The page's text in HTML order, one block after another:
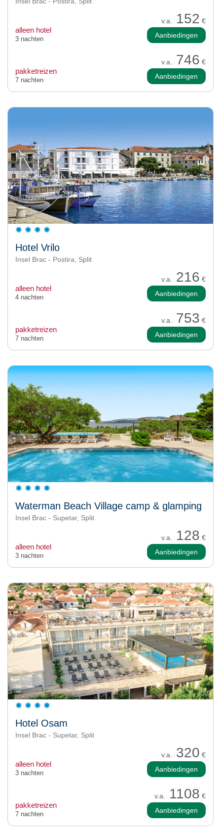
v.a. 152 €
alleen hotel
3 nachten Aanbiedingen
v.a. 746 €
pakketreizen
7 nachten Aanbiedingen
Hotel Vrilo
Insel Brac - Postira, Split
v.a. 216 €
alleen hotel
4 nachten Aanbiedingen
v.a. 753 €
pakketreizen
7 nachten Aanbiedingen
Waterman Beach Village camp & glamping
Insel Brac - Supetar, Split
v.a. 128 €
alleen hotel
3 nachten Aanbiedingen
Hotel Osam
Insel Brac - Supetar, Split
v.a. 320 €
alleen hotel
3 nachten Aanbiedingen
v.a. 1108 €
pakketreizen
7 nachten Aanbiedingen